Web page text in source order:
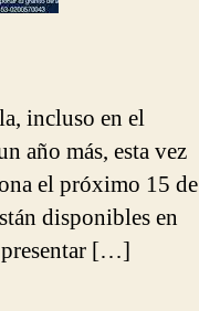
incluso en el
año más, esta vez
el próximo 15 de
disponibles en
presentar […]